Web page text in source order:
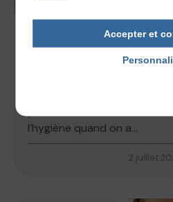
NOS CONSEILS
QUEL SAVON ET QUEL
l’hygiène quand on a...
2 juillet
Accepter et